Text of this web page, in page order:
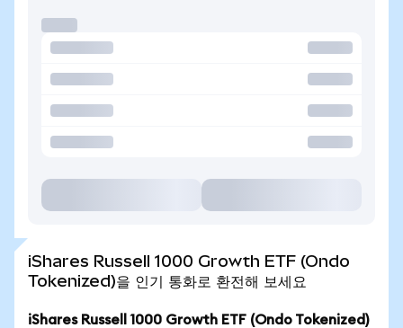
iShares Russell 1000 Growth ETF (Ondo
Tokenized)을 인기 통화로 환전해 보세요
iShares Russell 1000 Growth ETF (Ondo Tokenized)